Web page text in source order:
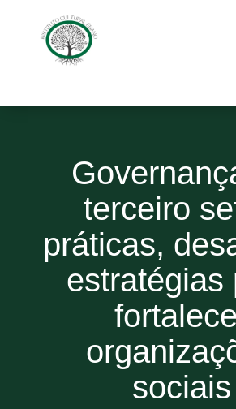
terceiro
práticas,
estratégias
sociais